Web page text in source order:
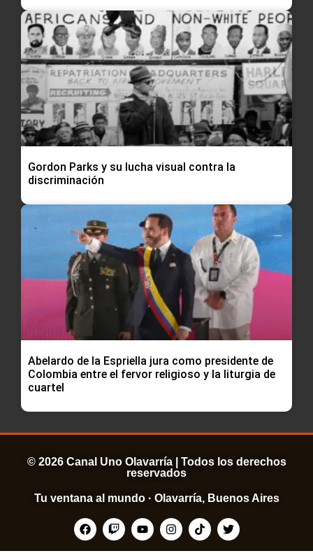
Gordon Parks y su lucha visual contra la
discriminación
Abelardo de la Espriella jura como presidente de
Colombia entre el fervor religioso y la liturgia de
cuartel
© 2026 Canal Uno Olavarría | Todos los derechos
reservados
Tu ventana al mundo · Olavarría, Buenos Aires